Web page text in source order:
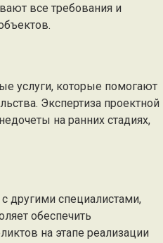
все требования и
услуги, которые помогают
Экспертиза проектной
на ранних стадиях,
другими специалистами,
обеспечить
на этапе реализации